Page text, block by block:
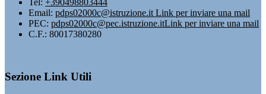
Email: pdps02000c@istruzione.it Link per inviare una mail
PEC: pdps02000c@pec.istruzione.itLink per inviare una mail
C.F.: 80017380280
Sezione Link Utili